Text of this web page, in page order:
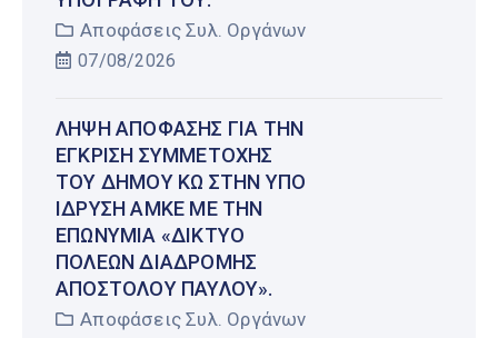
Αποφάσεις Συλ. Οργάνων
07/08/2026
ΛΉΨΗ ΑΠΌΦΑΣΗΣ ΓΙΑ ΤΗΝ
ΈΓΚΡΙΣΗ ΣΥΜΜΕΤΟΧΉΣ
ΤΟΥ ΔΉΜΟΥ ΚΩ ΣΤΗΝ ΥΠΌ
ΊΔΡΥΣΗ ΑΜΚΕ ΜΕ ΤΗΝ
ΕΠΩΝΥΜΊΑ «ΔΊΚΤΥΟ
ΠΌΛΕΩΝ ΔΙΑΔΡΟΜΉΣ
ΑΠΟΣΤΌΛΟΥ ΠΑΎΛΟΥ».
Αποφάσεις Συλ. Οργάνων